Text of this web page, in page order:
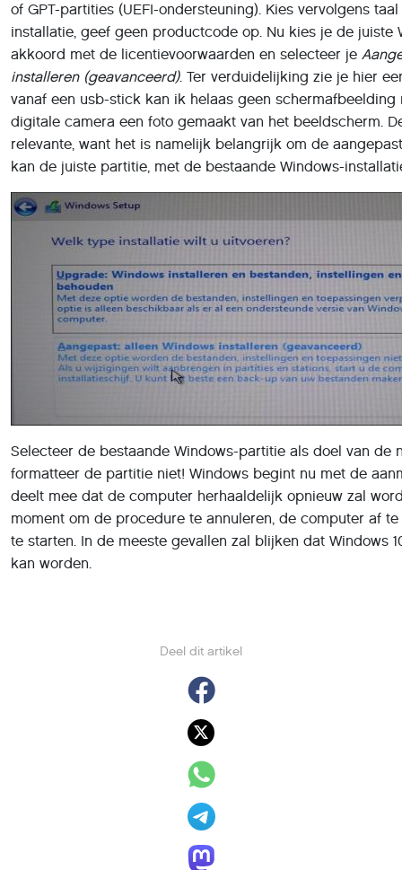
Deel dit artikel
of GPT-partities (UEFI-ondersteuning). Kies vervolgens
installatie, geef geen productcode op. Nu kies je de juiste
akkoord met de licentievoorwaarden en selecteer je
installeren (geavanceerd). Ter verduidelijking zie je hier
vanaf een usb-stick kan ik helaas geen
digitale camera een foto gemaakt van het beeldscherm.
relevante, want het is namelijk belangrijk om de
kan de juiste partitie, met de bestaande Windows-
Selecteer de bestaande Windows-partitie als doel van de
formatteer de partitie niet! Windows begint nu met de
deelt mee dat de computer herhaaldelijk opnieuw zal
moment om de procedure te annuleren, de computer af
te starten. In de meeste gevallen zal blijken dat Windows
kan worden.